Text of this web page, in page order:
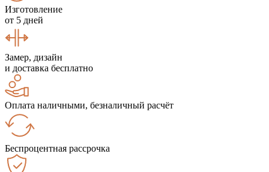
Изготовление
от 5 дней
Замер, дизайн
и доставка бесплатно
Оплата наличными, безналичный расчёт
Беспроцентная рассрочка